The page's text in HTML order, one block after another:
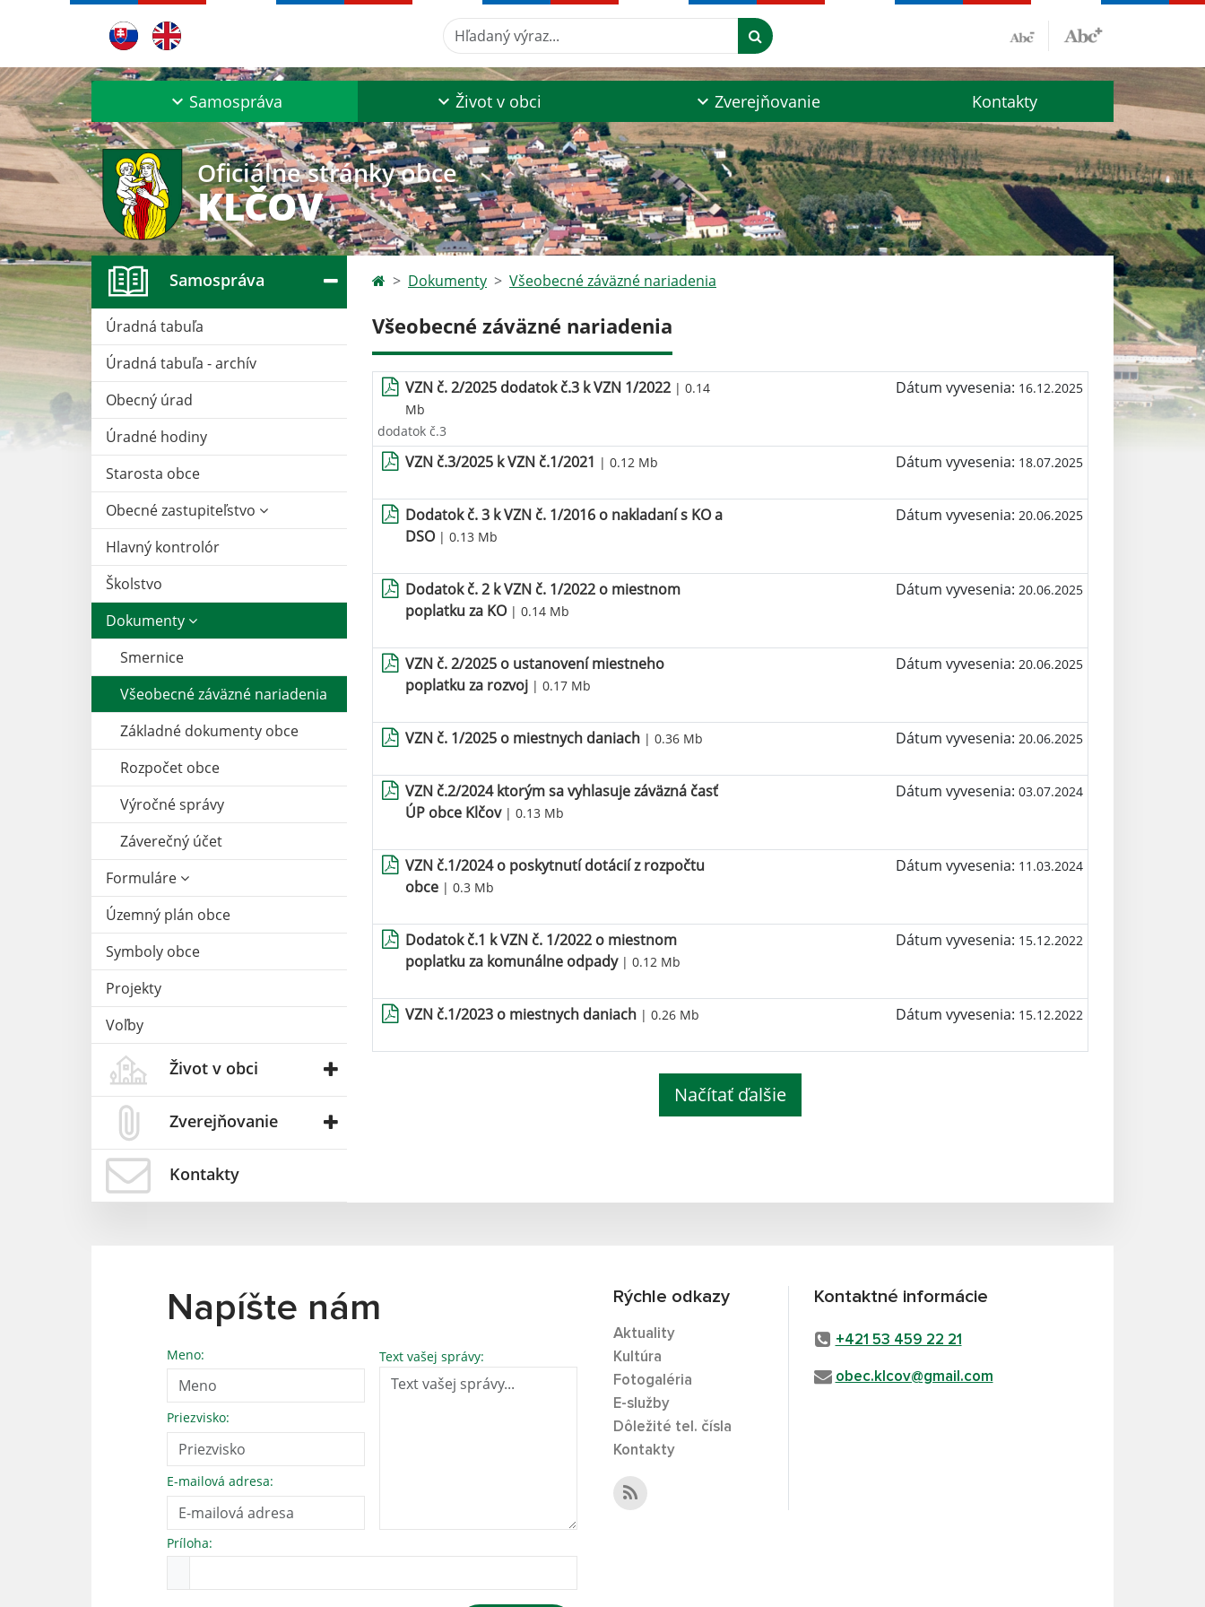
Hľadaný výraz...
Samospráva Život v obci Zverejňovanie Kontakty
Oficiálne stránky obce
KLČOV
Samospráva
Úradná tabuľa
Úradná tabuľa - archív
Obecný úrad
Úradné hodiny
Starosta obce
Obecné zastupiteľstvo
Hlavný kontrolór
Školstvo
Dokumenty
Smernice
Všeobecné záväzné nariadenia
Základné dokumenty obce
Rozpočet obce
Výročné správy
Záverečný účet
Formuláre
Územný plán obce
Symboly obce
Projekty
Voľby
Život v obci
Zverejňovanie
Kontakty
Dokumenty Všeobecné záväzné nariadenia
Všeobecné záväzné nariadenia
VZN č. 2/2025 dodatok č.3 k VZN 1/2022 | 0.14
Mb
Dátum vyvesenia: 16.12.2025
dodatok č.3
VZN č.3/2025 k VZN č.1/2021 | 0.12 Mb Dátum vyvesenia: 18.07.2025
Dodatok č. 3 k VZN č. 1/2016 o nakladaní s KO a
DSO| 0.13 Mb
Dátum vyvesenia: 20.06.2025
Dodatok č. 2 k VZN č. 1/2022 o miestnom
poplatku za KO| 0.14 Mb
Dátum vyvesenia: 20.06.2025
VZN č. 2/2025 o ustanovení miestneho
poplatku za rozvoj | 0.17 Mb
Dátum vyvesenia: 20.06.2025
VZN č. 1/2025 o miestnych daniach | 0.36 Mb Dátum vyvesenia: 20.06.2025
VZN č.2/2024 ktorým sa vyhlasuje záväzná časť
ÚP obce Klčov| 0.13 Mb
Dátum vyvesenia: 03.07.2024
VZN č.1/2024 o poskytnutí dotácií z rozpočtu
obce | 0.3 Mb
Dátum vyvesenia: 11.03.2024
Dodatok č.1 k VZN č. 1/2022 o miestnom
poplatku za komunálne odpady | 0.12 Mb
Dátum vyvesenia: 15.12.2022
VZN č.1/2023 o miestnych daniach | 0.26 Mb Dátum vyvesenia: 15.12.2022
Načítať ďalšie
Napíšte nám
Meno:
Priezvisko:
E-mailová adresa:
Text vašej správy:
Príloha:
Rýchle odkazy
Aktuality
Kultúra
Fotogaléria
E-služby
Dôležité tel. čísla
Kontakty
Kontaktné informácie
+421 53 459 22 21
obec.klcov@gmail.com